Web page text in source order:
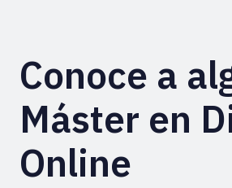
Conoce a
Máster en
Online